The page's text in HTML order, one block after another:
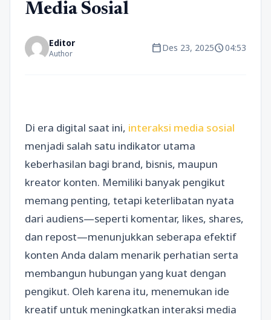
Media Sosial
Editor
Author calendar_todayDes 23, 2025schedule04:53
Di era digital saat ini, interaksi media sosial
menjadi salah satu indikator utama
keberhasilan bagi brand, bisnis, maupun
kreator konten. Memiliki banyak pengikut
memang penting, tetapi keterlibatan nyata
dari audiens—seperti komentar, likes, shares,
dan repost—menunjukkan seberapa efektif
konten Anda dalam menarik perhatian serta
membangun hubungan yang kuat dengan
pengikut. Oleh karena itu, menemukan ide
kreatif untuk meningkatkan interaksi media